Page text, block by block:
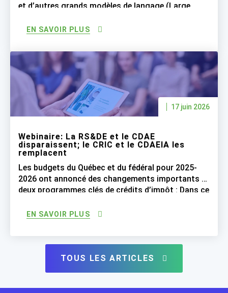
et d’autres grands modèles de langage (Large
partie du travail de programmation, les entreprises
de RS&DE pour les salaires des développeurs
logiciels qui supervisent désormais l’IA qui génère
le code […]
EN SAVOIR PLUS
17 juin 2026
Webinaire: La RS&DE et le CDAE
disparaissent; le CRIC et le CDAEIA les
remplacent
Les budgets du Québec et du fédéral pour 2025-
2026 ont annoncé des changements importants à
deux programmes clés de crédits d’impôt : Dans ce
mesures fiscales introduites et leurs
Crédit recherche, innovation et commercialisation
CDAEIA : Crédit au développement des […]
EN SAVOIR PLUS
TOUS LES ARTICLES